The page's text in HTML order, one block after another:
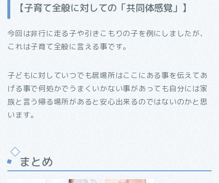
【子育て全般に対しての「共同体感覚」】
今回は非行に走る子や引きこもりの子を例にしましたが、
これは子育て全般に言える事です。
子どもに対していつでも居場所はここにある事を伝えてあ
げる事で何処かでうまくいかない事があっても自分には家
族と言う帰る場所があると安心出来るのではないのかと思
います。
まとめ